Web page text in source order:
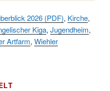
Erntedankfest am
Uhr
Drabenderhöhe
von 10-12
2026 (PDF), Kirche,
Kiga, Jugendheim,
Artfarm, Wiehler